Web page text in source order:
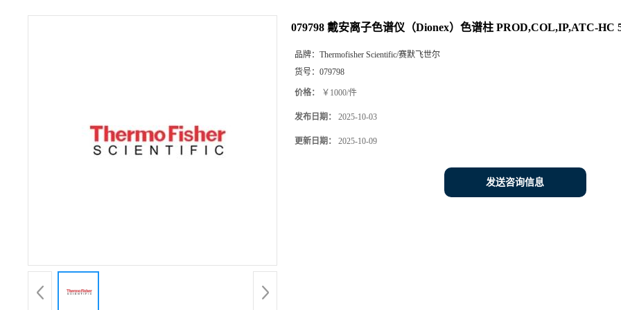
079798 戴安离子色谱仪（Dionex）色谱柱 PROD,COL,IP,ATC-HC
品牌： Thermofisher Scientific/赛默飞世尔
货号： 079798
价格： ￥1000/件
发布日期： 2025-10-03
更新日期： 2025-10-09
发送咨询信息